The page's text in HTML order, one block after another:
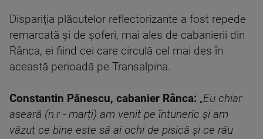
Dispariţia plăcutelor reflectorizante a fost repede
remarcată şi de şoferi, mai ales de cabanierii din
Rânca, ei fiind cei care circulă cel mai des în
această perioadă pe Transalpina.
Constantin Pănescu, cabanier Rânca: „Eu chiar
aseară (n.r - marți) am venit pe întuneric şi am
văzut ce bine este să ai ochi de pisică şi ce rău